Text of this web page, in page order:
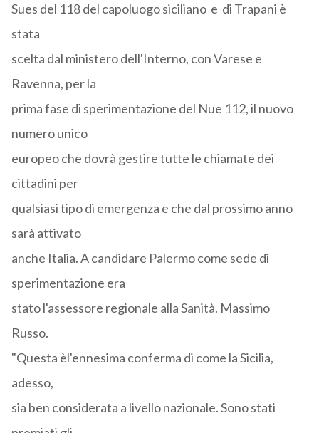
Sues del 118 del capoluogo siciliano e di Trapani è
stata
scelta dal ministero dell'Interno, con Varese e
Ravenna, per la
prima fase di sperimentazione del Nue 112, il nuovo
numero unico
europeo che dovrà gestire tutte le chiamate dei
cittadini per
qualsiasi tipo di emergenza e che dal prossimo anno
sarà attivato
anche Italia. A candidare Palermo come sede di
sperimentazione era
stato l'assessore regionale alla Sanità. Massimo
Russo.
"Questa èl'ennesima conferma di come la Sicilia,
adesso,
sia ben considerata a livello nazionale. Sono stati